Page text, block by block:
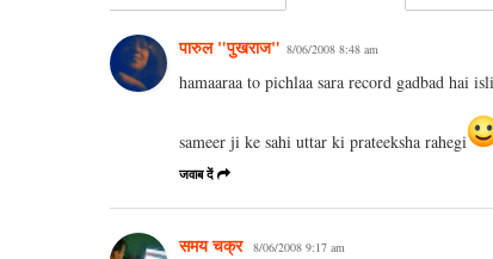
पारुल "पुखराज" 8/06/2008 8:48 am
hamaaraa to pichlaa sara record gadbad hai
sameer ji ke sahi uttar ki prateeksha rahegi
जवाब दें
समय चक्र 8/06/2008 9:17 am